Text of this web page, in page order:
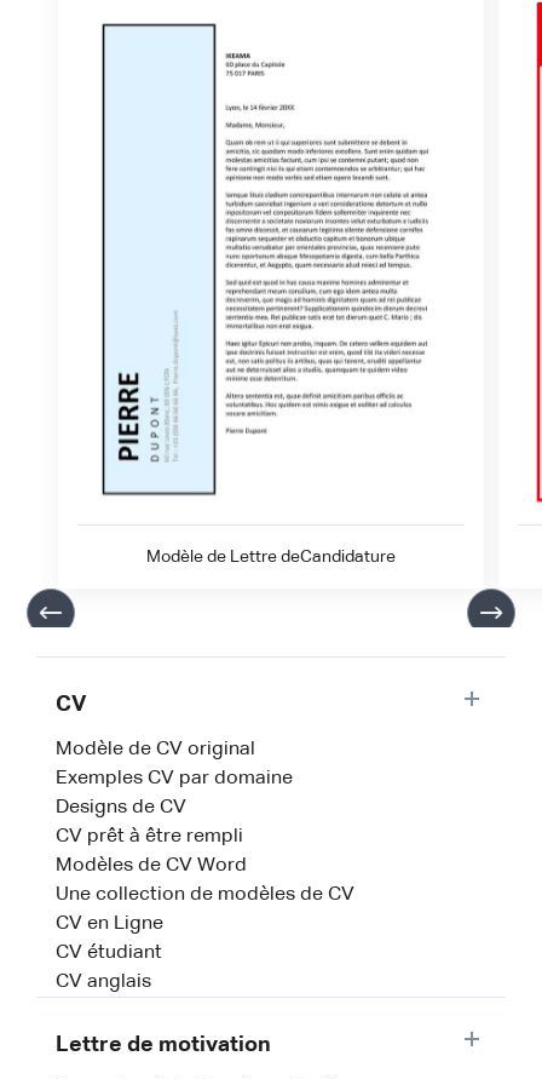
Modèle de Lettre deCandidature
CV
Modèle de CV original
Exemples CV par domaine
Designs de CV
CV prêt à être rempli
Modèles de CV Word
Une collection de modèles de CV
CV en Ligne
CV étudiant
CV anglais
Lettre de motivation